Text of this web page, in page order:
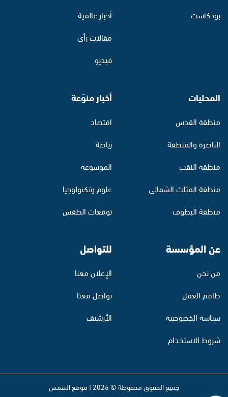
بودكاست
أخبار عالمية
مقالات رأي
فيديو
المحليات
منطقة القدس
الناصرة والمنطقة
منطقة النقب
منطقة المثلث الشمالي
منطقة البطوف
أخبار منوّعة
اقتصاد
رياضة
الموسوعة
علوم وتكنولوجيا
توقعات الطقس
عن المؤسسة
من نحن
طاقم العمل
سياسة الخصوصية
شروط الاستخدام
للتواصل
الإعلان معنا
تواصل معنا
الأرشيف
جميع الحقوق محفوظة © 2026 | موقع الشمس